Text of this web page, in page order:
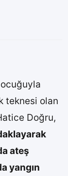
teknesi olan
Doğru,
ateş
yangın